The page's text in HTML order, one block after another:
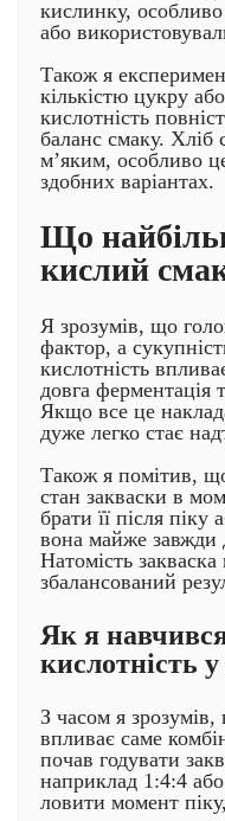
кислинку,
або
Також я
кількістю цукру
кислотність
баланс смаку. Хліб
м’яким, особливо
здобних варіантах.
Що
кислий
Я зрозумів, що
фактор, а
кислотність
довга ферментація
Якщо все це
дуже легко стає
Також я помітив,
стан закваски в
брати її після піку
вона майже завжди
Натомість
збалансований
Як я
кислотність у
З часом я
впливає саме
почав годувати
наприклад 1:4:4
ловити момент